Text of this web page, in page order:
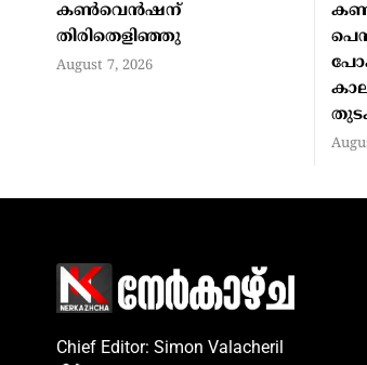
കൺവെൻഷന്
തിരിതെളിഞ്ഞു
August 7, 2026
Chief Editor: Simon Valacheril